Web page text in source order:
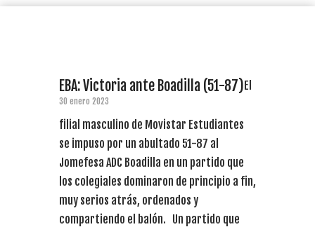
EBA: Victoria ante Boadilla (51-87)
30 enero 2023
El
filial masculino de Movistar Estudiantes
se impuso por un abultado 51-87 al
Jomefesa ADC Boadilla en un partido que
los colegiales dominaron de principio a fin,
muy serios atrás, ordenados y
compartiendo el balón. Un partido que